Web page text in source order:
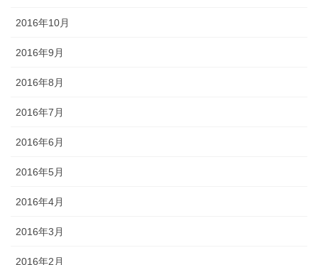
2016年10月
2016年9月
2016年8月
2016年7月
2016年6月
2016年5月
2016年4月
2016年3月
2016年2月